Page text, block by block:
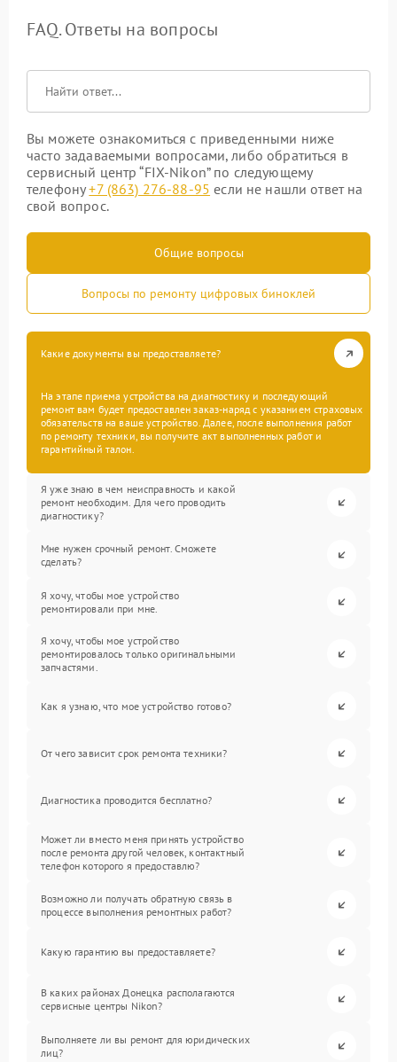
FAQ. Ответы на вопросы
Вы можете ознакомиться с приведенными ниже
часто задаваемыми вопросами, либо обратиться в
сервисный центр “FIX-Nikon” по следующему
телефону+7 (863) 276-88-95 если не нашли ответ на
свой вопрос.
Общие вопросы
Вопросы по ремонту цифровых биноклей
Какие документы вы предоставляете?
На этапе приема устройства на диагностику и последующий
ремонт вам будет предоставлен заказ-наряд с указанием страховых
обязательств на ваше устройство. Далее, после выполнения работ
по ремонту техники, вы получите акт выполненных работ и
гарантийный талон.
Я уже знаю в чем неисправность и какой
ремонт необходим. Для чего проводить
диагностику?
Мне нужен срочный ремонт. Сможете
сделать?
Я хочу, чтобы мое устройство
ремонтировали при мне.
Я хочу, чтобы мое устройство
ремонтировалось только оригинальными
запчастями.
Как я узнаю, что мое устройство готово?
От чего зависит срок ремонта техники?
Диагностика проводится бесплатно?
Может ли вместо меня принять устройство
после ремонта другой человек, контактный
телефон которого я предоставлю?
Возможно ли получать обратную связь в
процессе выполнения ремонтных работ?
Какую гарантию вы предоставляете?
В каких районах Донецка располагаются
сервисные центры Nikon?
Выполняете ли вы ремонт для юридических
лиц?